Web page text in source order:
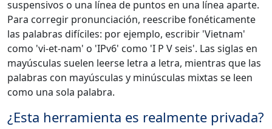
suspensivos o una línea de puntos en una línea aparte.
Para corregir pronunciación, reescribe fonéticamente
las palabras difíciles: por ejemplo, escribir 'Vietnam'
como 'vi-et-nam' o 'IPv6' como 'I P V seis'. Las siglas en
mayúsculas suelen leerse letra a letra, mientras que las
palabras con mayúsculas y minúsculas mixtas se leen
como una sola palabra.
¿Esta herramienta es realmente privada?